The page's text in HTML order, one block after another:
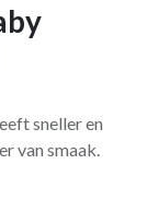
sneller en
van smaak.